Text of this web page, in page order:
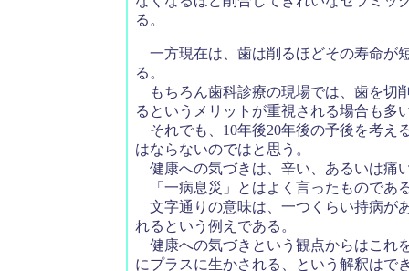
る。
一方現在は、歯は削るほどその寿命が
る。
もちろん歯科診療の現場では、歯を切
るというメリットが重視される場合も多
それでも、10年後20年後の予後を考え
はならないのではと思う。
健康への気づきは、辛い、あるいは痛
「一病息災」とはよく言ったものであ
文字通りの意味は、一つくらい持病が
れるという例えである。
健康への気づきという観点からはこれ
にプラスに生かされる、という解釈はで